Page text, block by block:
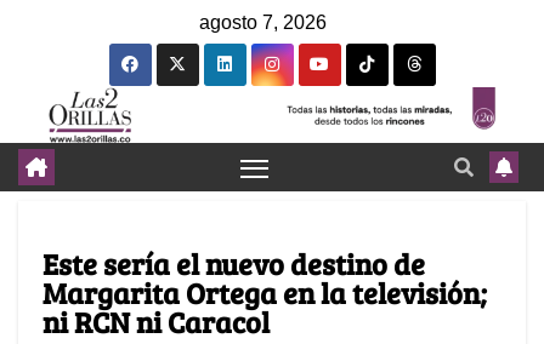
agosto 7, 2026
⁠Este sería el nuevo destino de
Margarita Ortega en la televisión;
ni RCN ni Caracol